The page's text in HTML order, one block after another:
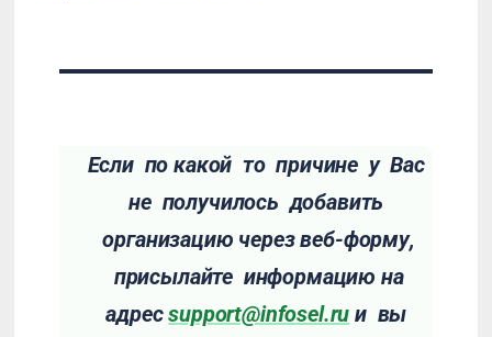
Если по какой то причине у Вас
не получилось добавить
организацию через веб-форму,
присылайте информацию на
адресsupport@infosel.ru и вы